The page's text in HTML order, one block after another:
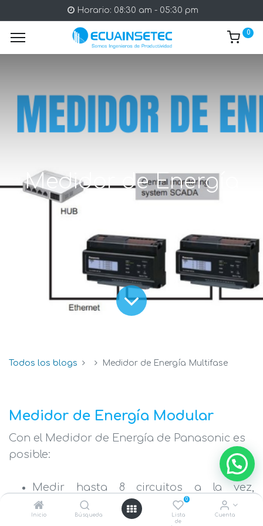
Inicio Búsqueda
0
Lista
de
Cuenta
Horario: 08:30 am - 05:30 pm
0
Medidor de Energía
Todos los blogs Medidor de Energía Multifase
Medidor de Energía Modular
Con el Medidor de Energía de Panasonic es
posible:
Medir hasta 8 circuitos a la vez,
haciéndolo un sistema compacto y
centralizado.